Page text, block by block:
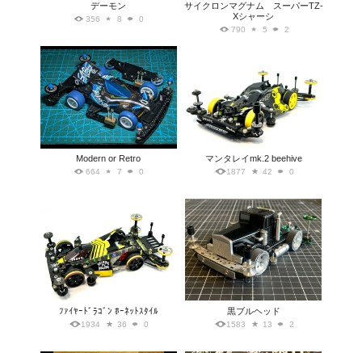
デーモン
356 8 0
サイクロンマグナム スーパーTZ-
Xシャーシ
790 5 2
Modern or Retro
664 7 0
マンタレイmk.2 beehive
1877 42 0
ﾌｧｲﾔｰﾄﾞﾗｺﾞﾝ ﾎｰﾈｯﾄｽﾀｲﾙ
1934 36 0
黒ブルヘッド
1583 13 2